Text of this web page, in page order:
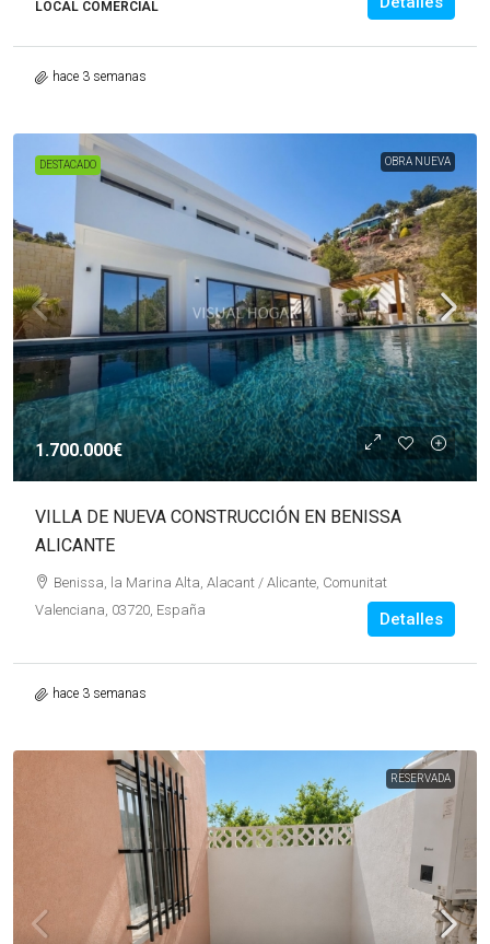
LOCAL COMERCIAL
hace 3 semanas
DESTACADO OBRA NUEVA
1.700.000€
VILLA DE NUEVA CONSTRUCCIÓN EN BENISSA
ALICANTE
Benissa, la Marina Alta, Alacant / Alicante, Comunitat
Valenciana, 03720, España
Detalles
hace 3 semanas
RESERVADA